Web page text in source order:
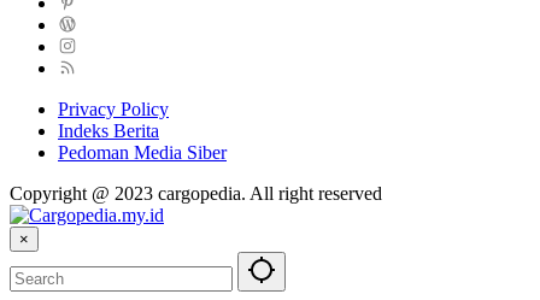
Privacy Policy
Indeks Berita
Pedoman Media Siber
Copyright @ 2023 cargopedia. All right reserved
×